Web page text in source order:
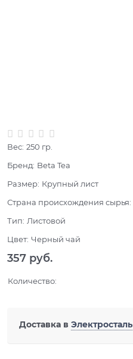
Вес: 250 гр.
Бренд: Beta Tea
Размер: Крупный лист
Страна происхождения сырья:
Тип: Листовой
Цвет: Черный чай
357 руб.
Количество:
Доставка в Электросталь